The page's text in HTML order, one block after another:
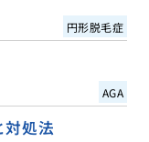
円形脱毛症
AGA
対処法